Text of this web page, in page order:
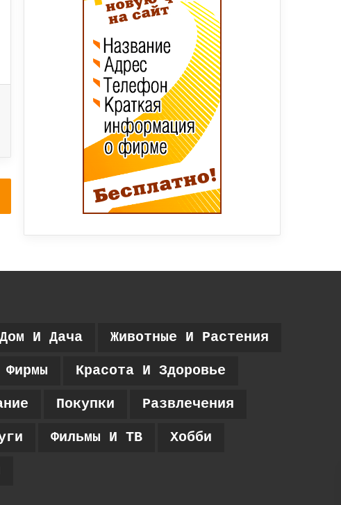
Дом И Дача Животные И Растения
Красота И Здоровье
Покупки Развлечения
Фильмы И ТВ Хобби